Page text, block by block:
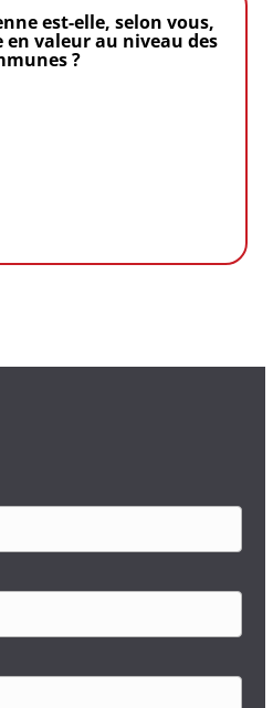
est-elle, selon vous,
valeur au niveau des
?